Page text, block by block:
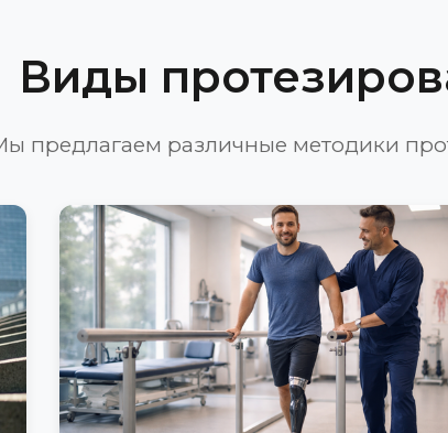
Виды
предлагаем различные методики